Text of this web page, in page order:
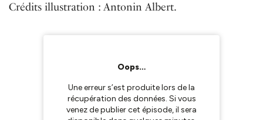
Crédits illustration : Antonin Albert.